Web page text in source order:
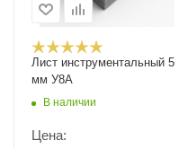
Лист инструментальный 5
мм У8А
В наличии
Цена: